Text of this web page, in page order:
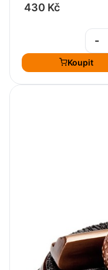
430 Kč
-
Koupit